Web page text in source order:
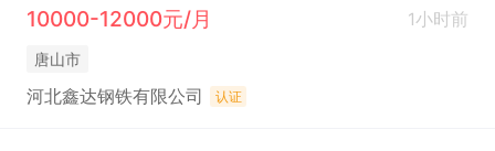
10000-12000元/月
1小时前
唐山市
河北鑫达钢铁有限公司 认证